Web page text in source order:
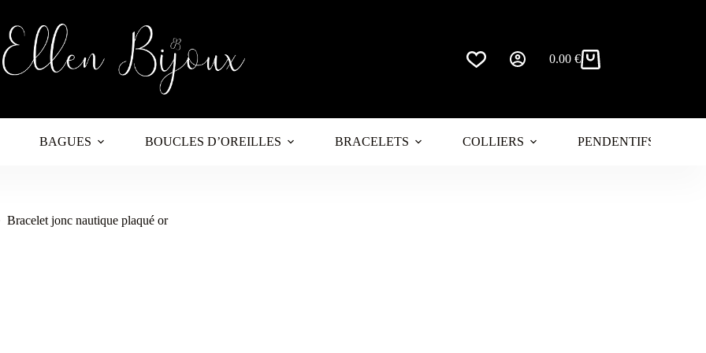
Panier
0.00 €
BAGUES BOUCLES D’OREILLES BRACELETS COLLIERS PENDENTIFS
Bracelet jonc nautique plaqué or